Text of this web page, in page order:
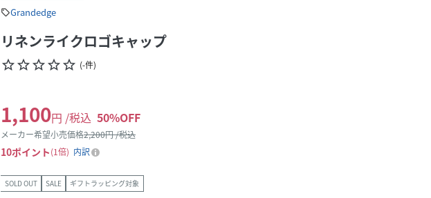
sellGrandedge
リネンライクロゴキャップ
star_borderstar_borderstar_borderstar_borderstar_border (-件)
1,100円 /税込 50%OFF
メーカー希望小売価格2,200円 /税込
10ポイント 1倍 内訳
SOLD OUT SALE ギフトラッピング対象